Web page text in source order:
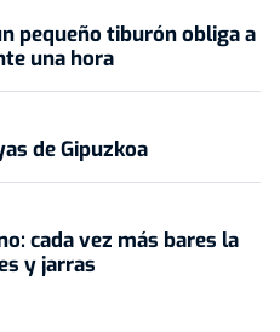
pequeño tiburón obliga a
una hora
de Gipuzkoa
cada vez más bares la
y jarras